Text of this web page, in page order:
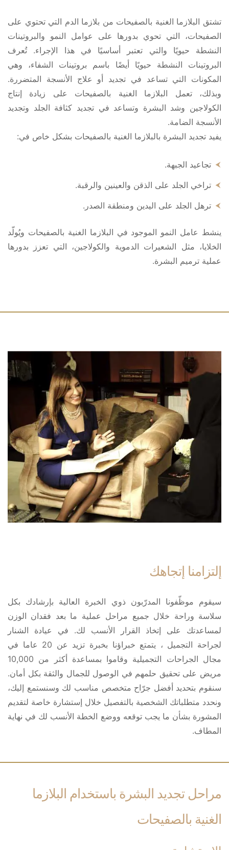
تشتق البلازما الغنية بالصفيحات من بلازما الدم التي تحتوي على
الصفيحات، التي تحوي بدورها على عوامل النمو والبروتينات
النشطة حيويًا والتي تعتبر أساسيًا في هذا الإجراء. تُعرف
البروتينات النشطة حيويًا أيضًا باسم بروتينات الشفاء، وهي
المكونات التي تساعد في تجديد أو علاج الأنسجة المتضررة.
وبذلك، تعمل البلازما الغنية بالصفيحات على زيادة إنتاج
الكولاجين وشد البشرة وتساعد في تجديد كثافة الجلد وتجديد
الأنسجة الضامة.
يفيد تجديد البشرة بالبلازما الغنية بالصفيحات بشكل خاص في:
تجاعيد الجبهة.
تراخي الجلد على الذقن والعينين والرقبة.
ترهل الجلد على اليدين ومنطقة الصدر.
ينشط عامل النمو الموجود في البلازما الغنية بالصفيحات ويُولّد
الخلايا، مثل الشعيرات الدموية والكولاجين، التي تعزز بدورها
عملية ترميم البشرة.
إلتزامنا إتجاهك
سيقوم موظّفونا المدرّبون ذوي الخبرة العالية بإرشادك بكل
سلاسة وراحة خلال جميع مراحل عملية ما بعد فقدان الوزن
لمساعدتك على إتخاذ القرار الأنسب لك. في عيادة الشنار
لجراحة التجميل ، يتمتع خبراؤنا بخبرة تزيد عن 20 عاما في
مجال الجراحات التجميلية وقاموا بمساعدة أكثر من 10,000
مريض على تحقيق حلمهم في الوصول للجمال والثقة بكل أمان.
سنقوم بتحديد أفضل جرّاح متخصص مناسب لك وسنستمع إليك،
ونحدد متطلباتك الشخصية بالتفصيل خلال إستشارة خاصة لتقديم
المشورة بشأن ما يجب توقعه ووضع الخطة الأنسب لك في نهاية
المطاف.
مراحل تجديد البشرة باستخدام البلازما
الغنية بالصفيحات